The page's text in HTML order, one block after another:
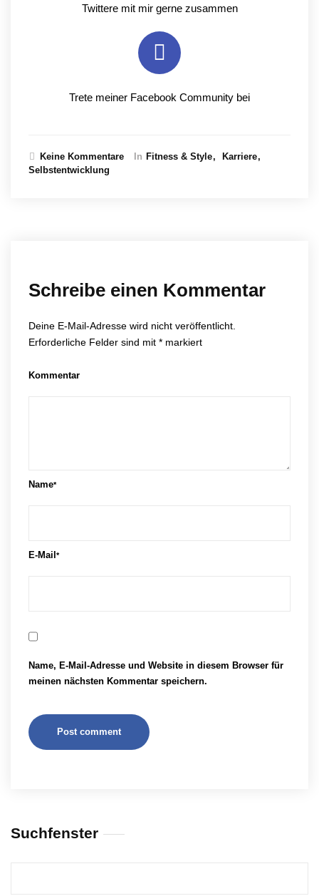
Twittere mit mir gerne zusammen
Trete meiner Facebook Community bei
Keine Kommentare In Fitness & Style
Karriere
Selbstentwicklung
Schreibe einen Kommentar
Deine E-Mail-Adresse wird nicht veröffentlicht.
Erforderliche Felder sind mit * markiert
Kommentar
Name*
E-Mail *
Name, E-Mail-Adresse und Website in diesem Browser für
meinen nächsten Kommentar speichern.
Suchfenster